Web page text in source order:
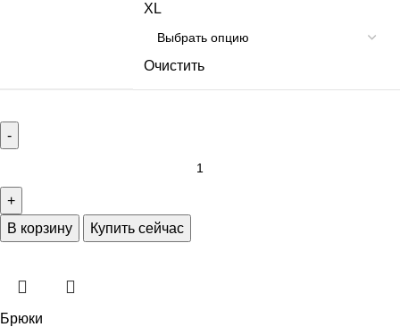
XL
Очистить
В корзину Купить сейчас
Брюки